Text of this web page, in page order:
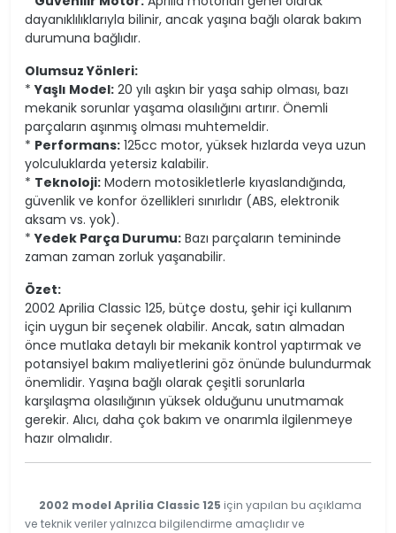
dayanıklılıklarıyla bilinir, ancak yaşına bağlı olarak bakım
durumuna bağlıdır.
Olumsuz Yönleri:
*Yaşlı Model: 20 yılı aşkın bir yaşa sahip olması, bazı
mekanik sorunlar yaşama olasılığını artırır. Önemli
parçaların aşınmış olması muhtemeldir.
* Performans: 125cc motor, yüksek hızlarda veya uzun
yolculuklarda yetersiz kalabilir.
* Teknoloji: Modern motosikletlerle kıyaslandığında,
güvenlik ve konfor özellikleri sınırlıdır (ABS, elektronik
aksam vs. yok).
*Yedek Parça Durumu: Bazı parçaların temininde
zaman zaman zorluk yaşanabilir.
Özet:
2002 Aprilia Classic 125, bütçe dostu, şehir içi kullanım
için uygun bir seçenek olabilir. Ancak, satın almadan
önce mutlaka detaylı bir mekanik kontrol yaptırmak ve
potansiyel bakım maliyetlerini göz önünde bulundurmak
önemlidir. Yaşına bağlı olarak çeşitli sorunlarla
karşılaşma olasılığının yüksek olduğunu unutmamak
gerekir. Alıcı, daha çok bakım ve onarımla ilgilenmeye
hazır olmalıdır.
2002 model Aprilia Classic 125 için yapılan bu açıklama
ve teknik veriler yalnızca bilgilendirme amaçlıdır ve